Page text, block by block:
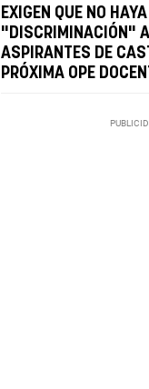
EXIGEN QUE NO HAYA
"DISCRIMINACIÓN"
ASPIRANTES DE
PRÓXIMA OPE